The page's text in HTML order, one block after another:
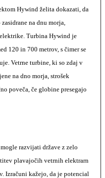
Hywind želita dokazati, da
na dnu morja,
Turbina Hywind je
120 in 700 metrov, s čimer se
Vetrne turbine, ki so zdaj v
na dno morja, strošek
poveča, če globine presegajo
razvijati države z zelo
plavajočih vetrnih elektrarn
Izračuni kažejo, da je potencial